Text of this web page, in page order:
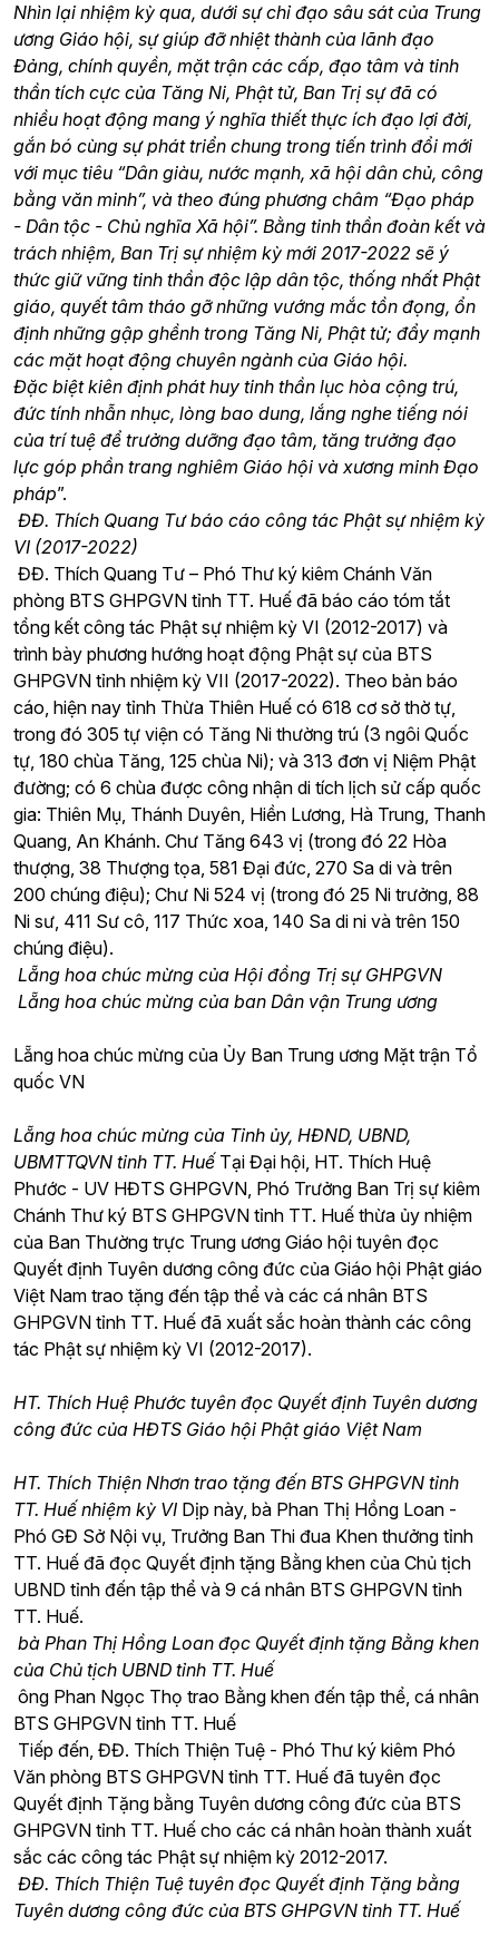
Nhìn lại nhiệm kỳ qua, dưới sự chỉ đạo sâu sát của Trung
ương Giáo hội, sự giúp đỡ nhiệt thành của lãnh đạo
Đảng, chính quyền, mặt trận các cấp, đạo tâm và tinh
thần tích cực của Tăng Ni, Phật tử, Ban Trị sự đã có
nhiều hoạt động mang ý nghĩa thiết thực ích đạo lợi đời,
gắn bó cùng sự phát triển chung trong tiến trình đổi mới
với mục tiêu “Dân giàu, nước mạnh, xã hội dân chủ, công
bằng văn minh”, và theo đúng phương châm “Đạo pháp
- Dân tộc - Chủ nghĩa Xã hội”. Bằng tinh thần đoàn kết và
trách nhiệm, Ban Trị sự nhiệm kỳ mới 2017-2022 sẽ ý
thức giữ vững tinh thần độc lập dân tộc, thống nhất Phật
giáo, quyết tâm tháo gỡ những vướng mắc tồn đọng, ổn
định những gập ghềnh trong Tăng Ni, Phật tử; đẩy mạnh
các mặt hoạt động chuyên ngành của Giáo hội.
Đặc biệt kiên định phát huy tinh thần lục hòa cộng trú,
đức tính nhẫn nhục, lòng bao dung, lắng nghe tiếng nói
của trí tuệ để trưởng dưỡng đạo tâm, tăng trưởng đạo
lực góp phần trang nghiêm Giáo hội và xương minh Đạo
pháp”.
ĐĐ. Thích Quang Tư báo cáo công tác Phật sự nhiệm kỳ
VI (2017-2022)
ĐĐ. Thích Quang Tư – Phó Thư ký kiêm Chánh Văn
phòng BTS GHPGVN tỉnh TT. Huế đã báo cáo tóm tắt
tổng kết công tác Phật sự nhiệm kỳ VI (2012-2017) và
trình bày phương hướng hoạt động Phật sự của BTS
GHPGVN tỉnh nhiệm kỳ VII (2017-2022). Theo bản báo
cáo, hiện nay tỉnh Thừa Thiên Huế có 618 cơ sở thờ tự,
trong đó 305 tự viện có Tăng Ni thường trú (3 ngôi Quốc
tự, 180 chùa Tăng, 125 chùa Ni); và 313 đơn vị Niệm Phật
đường; có 6 chùa được công nhận di tích lịch sử cấp quốc
gia: Thiên Mụ, Thánh Duyên, Hiền Lương, Hà Trung, Thanh
Quang, An Khánh. Chư Tăng 643 vị (trong đó 22 Hòa
thượng, 38 Thượng tọa, 581 Đại đức, 270 Sa di và trên
200 chúng điệu); Chư Ni 524 vị (trong đó 25 Ni trưởng, 88
Ni sư, 411 Sư cô, 117 Thức xoa, 140 Sa di ni và trên 150
chúng điệu).
Lẵng hoa chúc mừng của Hội đồng Trị sự GHPGVN
Lẵng hoa chúc mừng của ban Dân vận Trung ương
Lẵng hoa chúc mừng của Ủy Ban Trung ương Mặt trận Tổ
quốc VN
Lẵng hoa chúc mừng của Tỉnh ủy, HĐND, UBND,
UBMTTQVN tỉnh TT. Huế Tại Đại hội, HT. Thích Huệ
Phước - UV HĐTS GHPGVN, Phó Trưởng Ban Trị sự kiêm
Chánh Thư ký BTS GHPGVN tỉnh TT. Huế thừa ủy nhiệm
của Ban Thường trực Trung ương Giáo hội tuyên đọc
Quyết định Tuyên dương công đức của Giáo hội Phật giáo
Việt Nam trao tặng đến tập thể và các cá nhân BTS
GHPGVN tỉnh TT. Huế đã xuất sắc hoàn thành các công
tác Phật sự nhiệm kỳ VI (2012-2017).
HT. Thích Huệ Phước tuyên đọc Quyết định Tuyên dương
công đức của HĐTS Giáo hội Phật giáo Việt Nam
HT. Thích Thiện Nhơn trao tặng đến BTS GHPGVN tỉnh
TT. Huế nhiệm kỳ VI Dịp này, bà Phan Thị Hồng Loan -
Phó GĐ Sở Nội vụ, Trưởng Ban Thi đua Khen thưởng tỉnh
TT. Huế đã đọc Quyết định tặng Bằng khen của Chủ tịch
UBND tỉnh đến tập thể và 9 cá nhân BTS GHPGVN tỉnh
TT. Huế.
bà Phan Thị Hồng Loan đọc Quyết định tặng Bằng khen
của Chủ tịch UBND tỉnh TT. Huế
ông Phan Ngọc Thọ trao Bằng khen đến tập thể, cá nhân
BTS GHPGVN tỉnh TT. Huế
Tiếp đến, ĐĐ. Thích Thiện Tuệ - Phó Thư ký kiêm Phó
Văn phòng BTS GHPGVN tỉnh TT. Huế đã tuyên đọc
Quyết định Tặng bằng Tuyên dương công đức của BTS
GHPGVN tỉnh TT. Huế cho các cá nhân hoàn thành xuất
sắc các công tác Phật sự nhiệm kỳ 2012-2017.
ĐĐ. Thích Thiện Tuệ tuyên đọc Quyết định Tặng bằng
Tuyên dương công đức của BTS GHPGVN tỉnh TT. Huế